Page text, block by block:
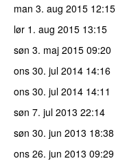
man 3. aug 2015 12:15
lør 1. aug 2015 13:15
søn 3. maj 2015 09:20
ons 30. jul 2014 14:16
ons 30. jul 2014 14:11
søn 7. jul 2013 22:14
søn 30. jun 2013 18:38
ons 26. jun 2013 09:29